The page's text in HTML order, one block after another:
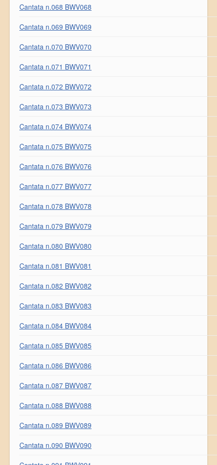
Cantata n.068 BWV068
Cantata n.069 BWV069
Cantata n.070 BWV070
Cantata n.071 BWV071
Cantata n.072 BWV072
Cantata n.073 BWV073
Cantata n.074 BWV074
Cantata n.075 BWV075
Cantata n.076 BWV076
Cantata n.077 BWV077
Cantata n.078 BWV078
Cantata n.079 BWV079
Cantata n.080 BWV080
Cantata n.081 BWV081
Cantata n.082 BWV082
Cantata n.083 BWV083
Cantata n.084 BWV084
Cantata n.085 BWV085
Cantata n.086 BWV086
Cantata n.087 BWV087
Cantata n.088 BWV088
Cantata n.089 BWV089
Cantata n.090 BWV090